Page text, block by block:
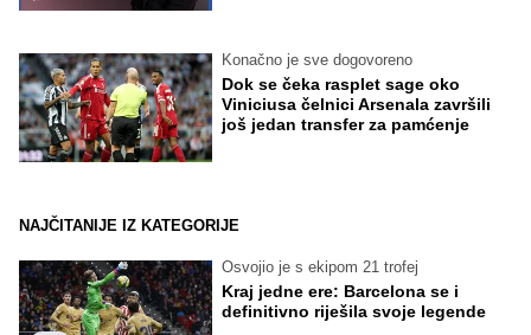
Konačno je sve dogovoreno
Dok se čeka rasplet sage oko
Viniciusa čelnici Arsenala završili
još jedan transfer za pamćenje
NAJČITANIJE IZ KATEGORIJE
Osvojio je s ekipom 21 trofej
Kraj jedne ere: Barcelona se i
definitivno riješila svoje legende